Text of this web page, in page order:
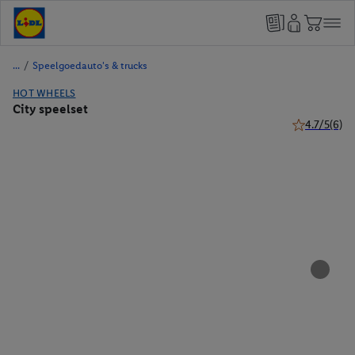
/ Speelgoedauto's & trucks
HOT WHEELS
City speelset
4.7/5(6)